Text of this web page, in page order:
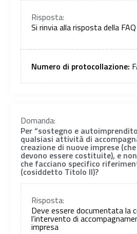
Risposta:
Si rinvia alla risposta della
Numero di protocollazione:
Domanda:
Per “sostegno e
qualsiasi attività di
creazione di nuove imprese
devono essere costituite), e
che facciano specifico
(cosiddetto Titolo II)?
Risposta:
Deve essere documentata la
l’intervento di
impresa